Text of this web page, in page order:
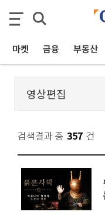
마켓 금융 부동산
검색결과 총 357 건